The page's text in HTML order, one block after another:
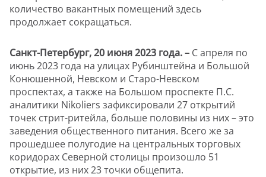
количество вакантных помещений здесь
продолжает сокращаться.
Санкт-Петербург, 20 июня 2023 года. – С апреля по
июнь 2023 года на улицах Рубинштейна и Большой
Конюшенной, Невском и Старо-Невском
проспектах, а также на Большом проспекте П.С.
аналитики Nikoliers зафиксировали 27 открытий
точек стрит-ритейла, больше половины из них – это
заведения общественного питания. Всего же за
прошедшее полугодие на центральных торговых
коридорах Северной столицы произошло 51
открытиe, из них 23 точки общепита.